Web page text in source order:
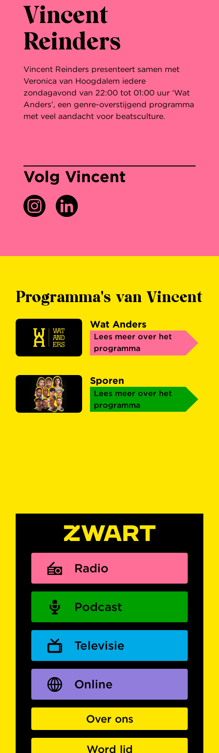
Vincent
Reinders
Vincent Reinders presenteert samen met
Veronica van Hoogdalem iedere
zondagavond van 22:00 tot 01:00 uur ‘Wat
Anders’, een genre-overstijgend programma
met veel aandacht voor beatsculture.
Volg Vincent
Programma's van Vincent
Wat Anders
Lees meer over het
programma
Sporen
Lees meer over het
programma
Radio
Podcast
Televisie
Online
Over ons
Word lid